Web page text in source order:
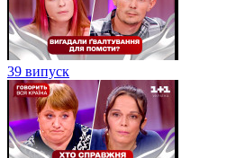
39 випуск